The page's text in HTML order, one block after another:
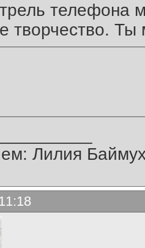
телефона
творчество.
Лилия